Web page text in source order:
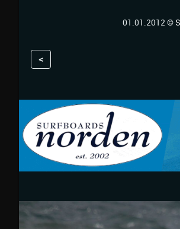
01.01.2012 ©
<